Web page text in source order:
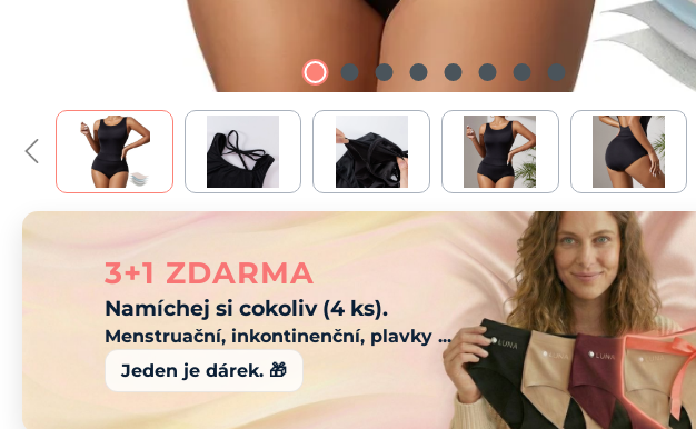
3+1 ZDARMA
Namíchej si cokoliv (4 ks).
Menstruační, inkontinenční, plavky ...
Jeden je dárek. 🎁